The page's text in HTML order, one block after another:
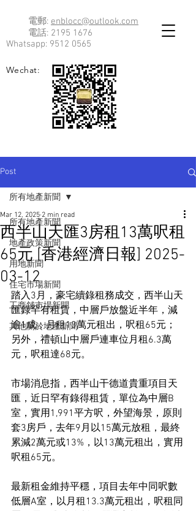
電郵: enblocc@outlook.com
電話: 2195 1676
Whatsapp: 9512 0565
Wechat:
Post
所有地產新聞
地產政策新聞
用地新聞
住宅市場新聞
工商舖市場新聞
其他關於地產新聞
所有地產新聞
西半山天匯3房租13萬呎租
65元 [香港經濟日報] 2025-
03-12
Mar 12, 2025 2 min read
踏入3月，豪宅續錄租務成交，西半山天
匯錄罕有租賃，中層戶放盤近半年，減
逾1成，月租13萬元租出，呎租65元；
另外，禮頓山中層戶連車位月租6.3萬
元，呎租達68元。
市場消息指，西半山干德道貴重項目天
匯，近日罕有錄得租賃，單位為中層B
室，實用1,991平方呎，外望海景，原則
套3房戶，去年9月以15萬元放租，最終
累減2萬元或13%，以13萬元租出，實用
呎租65元。
最新租金維持平穩，項目去年中同呎數
低層A室，以月租13.3萬元租出，呎租同